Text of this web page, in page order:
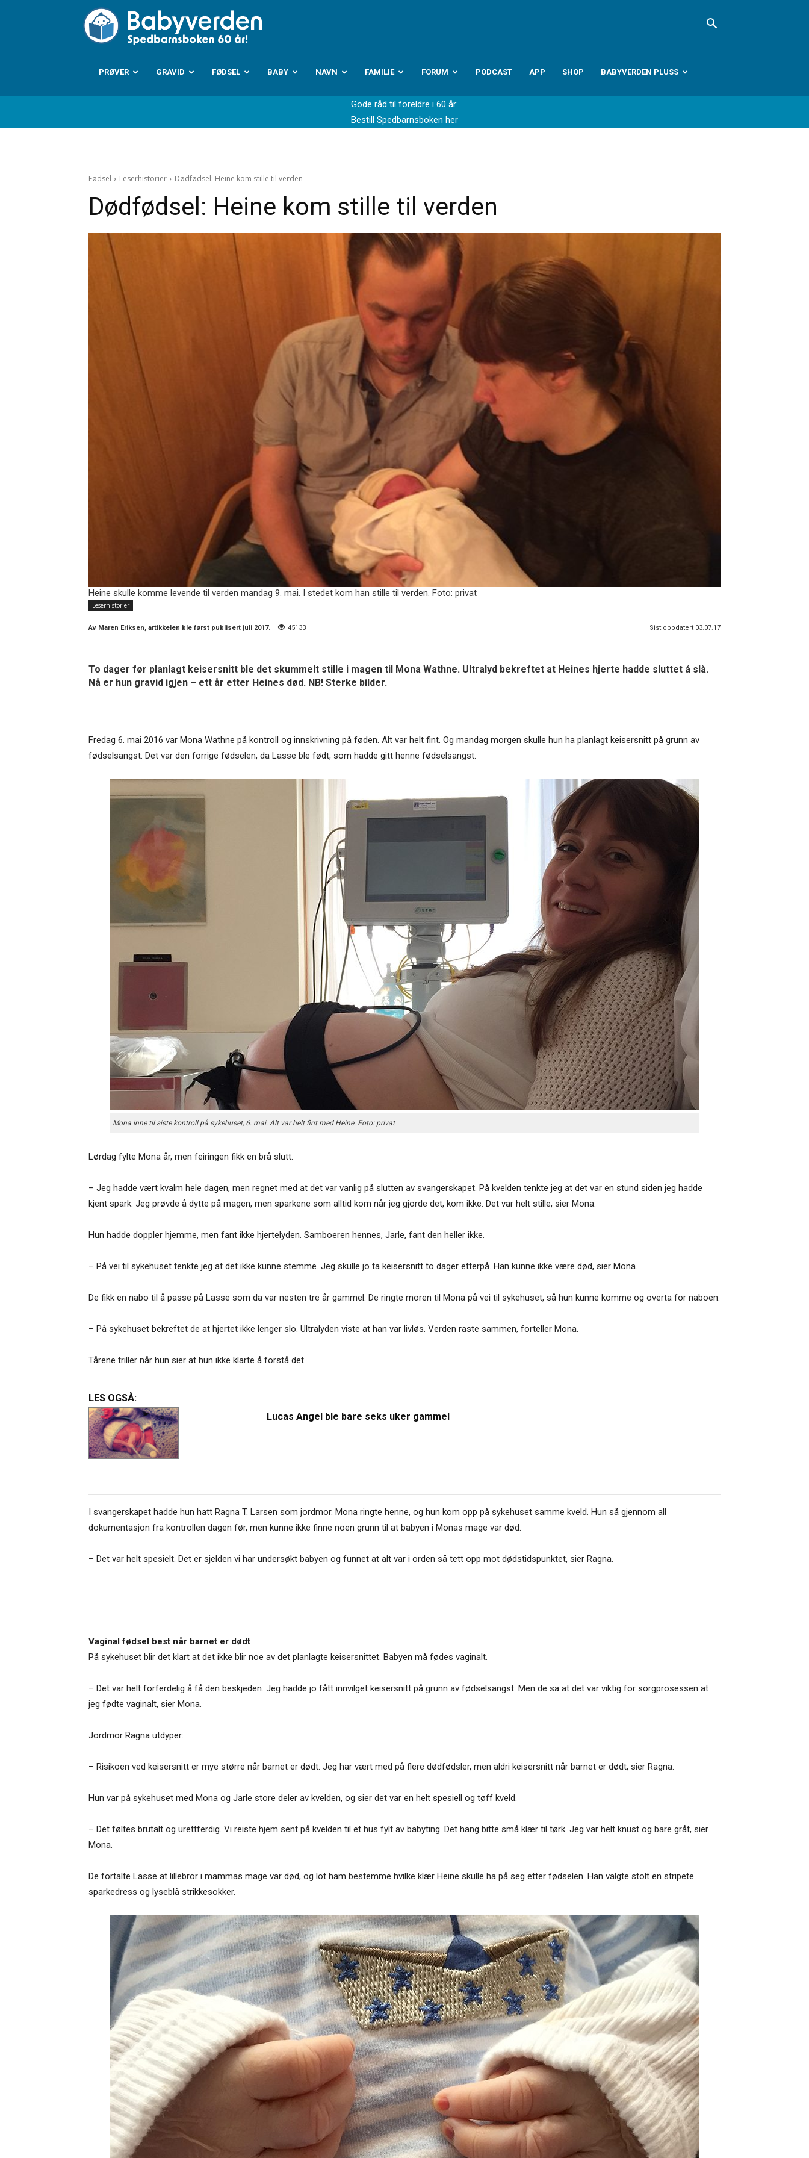
Babyverden.no
PRØVER GRAVID FØDSEL BABY NAVN FAMILIE FORUM PODCAST APP SHOP BABYVERDEN PLUSS
Gode råd til foreldre i 60 år:
Bestill Spedbarnsboken her
Fødsel Leserhistorier Dødfødsel: Heine kom stille til verden
Dødfødsel: Heine kom stille til verden
Heine skulle komme levende til verden mandag 9. mai. I stedet kom han stille til verden. Foto: privat
Leserhistorier
Av Maren Eriksen, artikkelen ble først publisert juli 2017. 45133 Sist oppdatert 03.07.17
To dager før planlagt keisersnitt ble det skummelt stille i magen til Mona Wathne. Ultralyd bekreftet at Heines hjerte hadde sluttet å slå.
Nå er hun gravid igjen – ett år etter Heines død. NB! Sterke bilder.
Fredag 6. mai 2016 var Mona Wathne på kontroll og innskrivning på føden. Alt var helt fint. Og mandag morgen skulle hun ha planlagt keisersnitt på grunn av
fødselsangst. Det var den forrige fødselen, da Lasse ble født, som hadde gitt henne fødselsangst.
Mona inne til siste kontroll på sykehuset, 6. mai. Alt var helt fint med Heine. Foto: privat
Lørdag fylte Mona år, men feiringen fikk en brå slutt.
– Jeg hadde vært kvalm hele dagen, men regnet med at det var vanlig på slutten av svangerskapet. På kvelden tenkte jeg at det var en stund siden jeg hadde
kjent spark. Jeg prøvde å dytte på magen, men sparkene som alltid kom når jeg gjorde det, kom ikke. Det var helt stille, sier Mona.
Hun hadde doppler hjemme, men fant ikke hjertelyden. Samboeren hennes, Jarle, fant den heller ikke.
– På vei til sykehuset tenkte jeg at det ikke kunne stemme. Jeg skulle jo ta keisersnitt to dager etterpå. Han kunne ikke være død, sier Mona.
De fikk en nabo til å passe på Lasse som da var nesten tre år gammel. De ringte moren til Mona på vei til sykehuset, så hun kunne komme og overta for naboen.
– På sykehuset bekreftet de at hjertet ikke lenger slo. Ultralyden viste at han var livløs. Verden raste sammen, forteller Mona.
Tårene triller når hun sier at hun ikke klarte å forstå det.
LES OGSÅ:
Lucas Angel ble bare seks uker gammel
I svangerskapet hadde hun hatt Ragna T. Larsen som jordmor. Mona ringte henne, og hun kom opp på sykehuset samme kveld. Hun så gjennom all
dokumentasjon fra kontrollen dagen før, men kunne ikke finne noen grunn til at babyen i Monas mage var død.
– Det var helt spesielt. Det er sjelden vi har undersøkt babyen og funnet at alt var i orden så tett opp mot dødstidspunktet, sier Ragna.
Vaginal fødsel best når barnet er dødt
På sykehuset blir det klart at det ikke blir noe av det planlagte keisersnittet. Babyen må fødes vaginalt.
– Det var helt forferdelig å få den beskjeden. Jeg hadde jo fått innvilget keisersnitt på grunn av fødselsangst. Men de sa at det var viktig for sorgprosessen at
jeg fødte vaginalt, sier Mona.
Jordmor Ragna utdyper:
– Risikoen ved keisersnitt er mye større når barnet er dødt. Jeg har vært med på flere dødfødsler, men aldri keisersnitt når barnet er dødt, sier Ragna.
Hun var på sykehuset med Mona og Jarle store deler av kvelden, og sier det var en helt spesiell og tøff kveld.
– Det føltes brutalt og urettferdig. Vi reiste hjem sent på kvelden til et hus fylt av babyting. Det hang bitte små klær til tørk. Jeg var helt knust og bare gråt, sier
Mona.
De fortalte Lasse at lillebror i mammas mage var død, og lot ham bestemme hvilke klær Heine skulle ha på seg etter fødselen. Han valgte stolt en stripete
sparkedress og lyseblå strikkesokker.